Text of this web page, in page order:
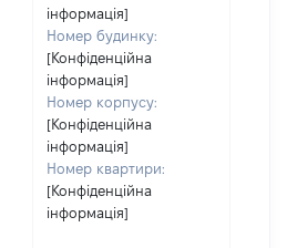
інформація]
Номер будинку:
[Конфіденційна
інформація]
Номер корпусу:
[Конфіденційна
інформація]
Номер квартири:
[Конфіденційна
інформація]